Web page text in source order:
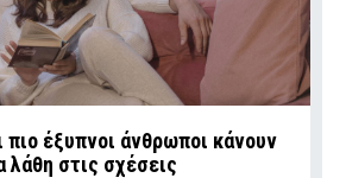
πιο έξυπνοι άνθρωποι κάνουν
λάθη στις σχέσεις